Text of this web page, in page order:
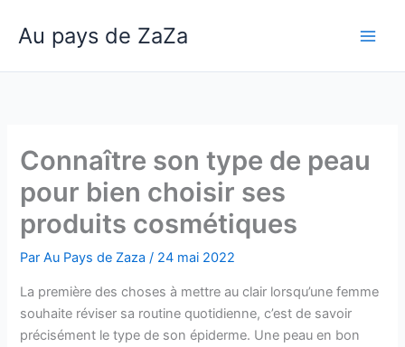
Au pays de ZaZa
Connaître son type de peau
pour bien choisir ses
produits cosmétiques
ParAu Pays de Zaza/ 24 mai 2022
La première des choses à mettre au clair lorsqu’une femme
souhaite réviser sa routine quotidienne, c’est de savoir
précisément le type de son épiderme. Une peau en bon